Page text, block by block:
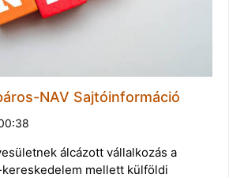
NAV Sajtóinformáció
álcázott vállalkozás a
mellett külföldi